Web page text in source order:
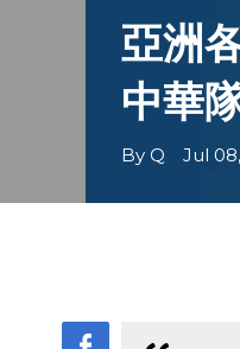
亞洲
中華
By Q Jul